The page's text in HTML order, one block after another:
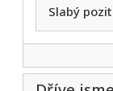
Slabý